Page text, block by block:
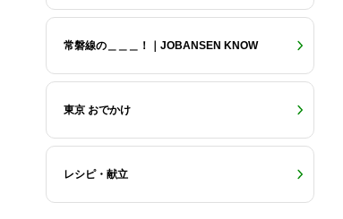
常磐線の＿＿＿！｜JOBANSEN KNOW
東京 おでかけ
レシピ・献立